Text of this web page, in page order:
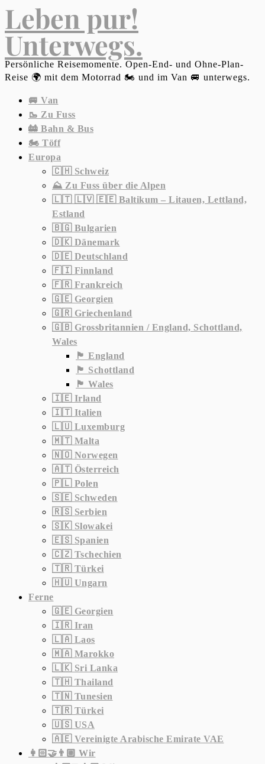
Leben pur!
Unterwegs.
Persönliche Reisemomente. Open-End- und Ohne-Plan-
Reise 🌍 mit dem Motorrad 🏍 und im Van 🚐 unterwegs.
🚐 Van
🥾 Zu Fuss
🚋 Bahn & Bus
🏍 Töff
Europa
🇨🇭 Schweiz
⛰ Zu Fuss über die Alpen
🇱🇹 🇱🇻 🇪🇪 Baltikum – Litauen, Lettland,
Estland
🇧🇬 Bulgarien
🇩🇰 Dänemark
🇩🇪 Deutschland
🇫🇮 Finnland
🇫🇷 Frankreich
🇬🇪 Georgien
🇬🇷 Griechenland
🇬🇧 Grossbritannien / England, Schottland,
Wales
🏴󠁧󠁢󠁥󠁮󠁧󠁿 England
🏴󠁧󠁢󠁳󠁣󠁴󠁿 Schottland
🏴󠁧󠁢󠁷󠁬󠁳󠁿 Wales
🇮🇪 Irland
🇮🇹 Italien
🇱🇺 Luxemburg
🇲🇹 Malta
🇳🇴 Norwegen
🇦🇹 Österreich
🇵🇱 Polen
🇸🇪 Schweden
🇷🇸 Serbien
🇸🇰 Slowakei
🇪🇸 Spanien
🇨🇿 Tschechien
🇹🇷 Türkei
🇭🇺 Ungarn
Ferne
🇬🇪 Georgien
🇮🇷 Iran
🇱🇦 Laos
🇲🇦 Marokko
🇱🇰 Sri Lanka
🇹🇭 Thailand
🇹🇳 Tunesien
🇹🇷 Türkei
🇺🇸 USA
🇦🇪 Vereinigte Arabische Emirate VAE
👩🏻‍🤝‍👨🏼 Wir